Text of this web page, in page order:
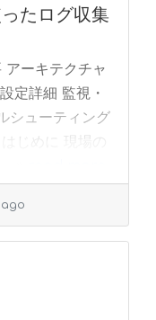
たログ収集
アーキテクチャ
定詳細 監視・
シューティング
はじめに 現場の